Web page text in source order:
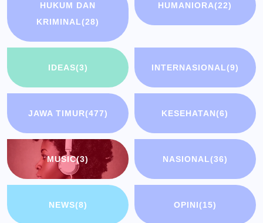
HUKUM DAN
KRIMINAL(28)
HUMANIORA(22)
IDEAS(3) INTERNASIONAL(9)
JAWA TIMUR(477) KESEHATAN(6)
MUSIC(3) NASIONAL(36)
NEWS(8) OPINI(15)